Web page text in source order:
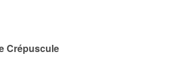
Crépuscule